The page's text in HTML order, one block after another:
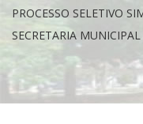
PROCESSO SELETIVO
SECRETARIA